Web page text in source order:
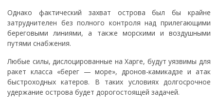
Однако фактический захват острова был бы крайне
затруднителен без полного контроля над прилегающими
береговыми линиями, а также морскими и воздушными
путями снабжения.
Любые силы, дислоцированные на Харге, будут уязвимы для
ракет класса «берег — море», дронов-камикадзе и атак
быстроходных катеров. В таких условиях долгосрочное
удержание острова будет дорогостоящей задачей.